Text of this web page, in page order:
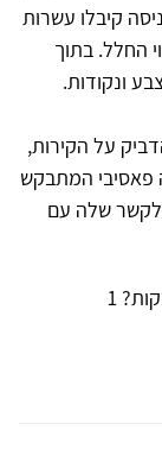
קיבלו עשרות
החלל. בתוך
ונקודות.
על הקירות,
פאסיבי המתבקש
שלה עם